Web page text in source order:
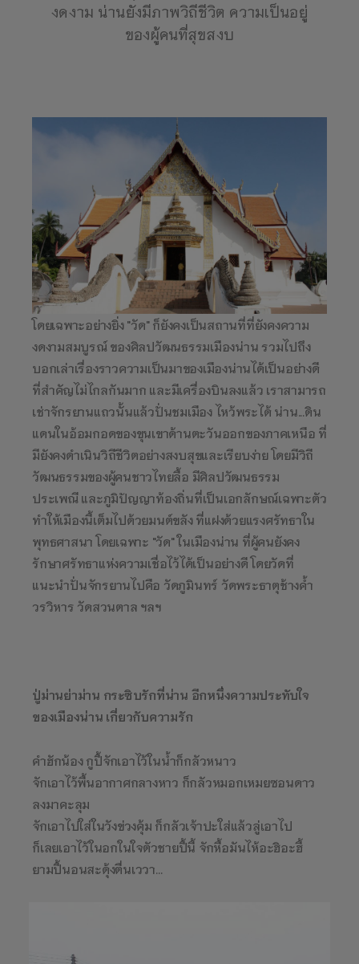
งดงาม น่านยังมีภาพวิถีชีวิต ความเป็นอยู่
ของผู้คนที่สุขสงบ
โดยเฉพาะอย่างยิ่ง "วัด" ก็ยังคงเป็นสถานที่ที่ยังคงความ
งดงามสมบูรณ์ ของศิลปวัฒนธรรมเมืองน่าน รวมไปถึง
บอกเล่าเรื่องราวความเป็นมาของเมืองน่านได้เป็นอย่างดี
ที่สำคัญไม่ไกลกันมาก และมีเครื่องบินลงแล้ว เราสามารถ
เช่าจักรยานแถวนั้นแล้วปั่นชมเมือง ไหว้พระได้ น่าน...ดิน
แดนในอ้อมกอดของขุนเขาด้านตะวันออกของภาคเหนือ ที่
มียังคงดำเนินวิถีชีวิตอย่างสงบสุขและเรียบง่าย โดยมีวิถี
วัฒนธรรมของผู้คนชาวไทยลื้อ มีศิลปวัฒนธรรม
ประเพณี และภูมิปัญญาท้องถิ่นที่เป็นเอกลักษณ์เฉพาะตัว
ทำให้เมืองนี้เต็มไปด้วยมนต์ขลัง ที่แฝงด้วยแรงศรัทธาใน
พุทธศาสนา โดยเฉพาะ "วัด" ในเมืองน่าน ที่ผู้คนยังคง
รักษาศรัทธาแห่งความเชื่อไว้ได้เป็นอย่างดี โดยวัดที่
แนะนำปั่นจักรยานไปคือ วัดภูมินทร์ วัดพระธาตุช้างค้ำ
วรวิหาร วัดสวนตาล ฯลฯ
ปู่ม่านย่าม่าน กระซิบรักที่น่าน อีกหนึ่งความประทับใจ
ของเมืองน่าน เกี่ยวกับความรัก
คำฮักน้อง กูปี้จักเอาไว้ในน้ำก็กลัวหนาว
จักเอาไว้พื้นอากาศกลางหาว ก็กลัวหมอกเหมยซอนดาว
ลงมาคะลุม
จักเอาไปใส่ในวังข่วงคุ้ม ก็กลัวเจ้าปะใส่แล้วลู่เอาไป
ก็เลยเอาไว้ในอกในใจตัวชายปี้นี้ จักหื้อมันไห้อะฮิอะฮี้
ยามปี้นอนสะดุ้งตื่นเววา…